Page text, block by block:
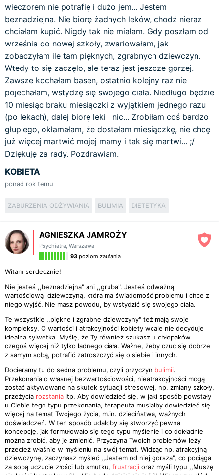
wieczorem nie potrafię i dużo jem... Jestem
beznadziejna. Nie biorę żadnych leków, chodź nieraz
chciałam kupić. Nigdy tak nie miałam. Gdy poszłam od
września do nowej szkoły, zwariowałam, jak
zobaczyłam ile tam pięknych, zgrabnych dziewczyn.
Wtedy to się zaczęło, ale teraz jest jeszcze gorzej.
Zawsze kochałam basen, ostatnio kolejny raz nie
pojechałam, wstydzę się swojego ciała. Niedługo będzie
10 miesiąc braku miesiączki z wyjątkiem jednego razu
(po lekach), dalej biorę leki i nic... Zrobiłam coś bardzo
głupiego, okłamałam, że dostałam miesiączkę, nie chcę
już więcej martwić mojej mamy i tak się martwi... ;/
Dziękuję za rady. Pozdrawiam.
KOBIETA
ponad rok temu
ZABURZENIA ODŻYWIANIA BULIMIA DIETETYKA
AGNIESZKA JAMROŻY
Psychiatra, Warszawa
93 poziom zaufania
Witam serdecznie!
Nie jesteś ,,beznadziejna" ani ,,gruba". Jesteś odważną,
wartościową dziewczyną, która ma świadomość problemu i chce z
niego wyjść. Nie masz powodu, by wstydzić się swojego ciała.
Te wszystkie ,,piękne i zgrabne dziewczyny" też mają swoje
kompleksy. O wartości i atrakcyjności kobiety wcale nie decyduje
idealna sylwetka. Myślę, że Ty również szukasz u chłopaków
czegoś więcej niż tylko ładnego ciała. Ważne, żeby czuć się dobrze
z samym sobą, potrafić zatroszczyć się o siebie i innych.
Docieramy tu do sedna problemu, czyli przyczyn bulimii.
Przekonania o własnej bezwartościowości, nieatrakcyjności mogą
zostać aktywowane na skutek sytuacji stresowej, np. zmiany szkoły,
przeżycia rozstania itp. Aby dowiedzieć się, w jaki sposób powstały
u Ciebie tego typu przekonania, terapeuta musiałby dowiedzieć się
więcej na temat Twojego życia, m.in. dzieciństwa, ważnych
doświadczeń. W ten sposób udałoby się stworzyć pewna
koncepcję, jak formułowało się tego typu myślenie i co dokładnie
można zrobić, aby je zmienić. Przyczyna Twoich problemów leży
przecież właśnie w myśleniu na swój temat. Widząc np. atrakcyjną
dziewczynę, zaczynasz myśleć ,,Jestem od niej gorsza", co pociąga
za sobą uczucie złości lub smutku, frustracji oraz myśli typu ,,Muszę